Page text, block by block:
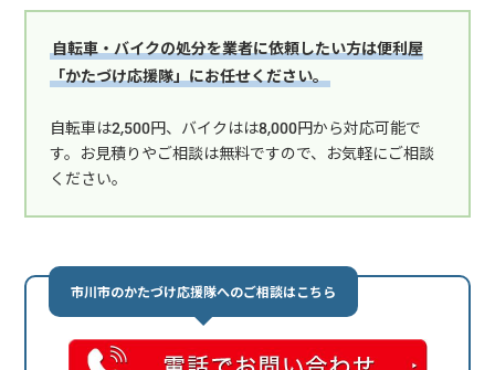
自転車・バイクの処分を業者に依頼したい方は便利屋
「かたづけ応援隊」にお任せください。
自転車は2,500円、バイクはは8,000円から対応可能で
す。お見積りやご相談は無料ですので、お気軽にご相談
ください。
市川市のかたづけ応援隊へのご相談はこちら